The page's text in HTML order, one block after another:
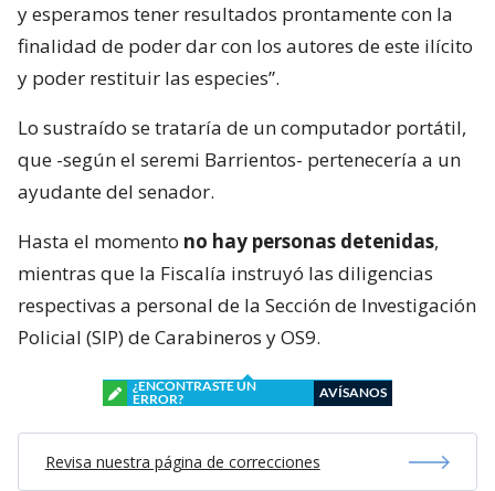
y esperamos tener resultados prontamente con la
finalidad de poder dar con los autores de este ilícito
y poder restituir las especies”.
Lo sustraído se trataría de un computador portátil,
que -según el seremi Barrientos- pertenecería a un
ayudante del senador.
Hasta el momento no hay personas detenidas,
mientras que la Fiscalía instruyó las diligencias
respectivas a personal de la Sección de Investigación
Policial (SIP) de Carabineros y OS9.
¿ENCONTRASTE UN
ERROR?
AVÍSANOS
Revisa nuestra página de correcciones